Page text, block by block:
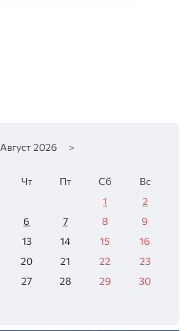
Август 2026 >
Чт Пт Сб
Вс
1
2
6 7 8
9
13 14 15
16
20 21 22
23
27 28 29
30